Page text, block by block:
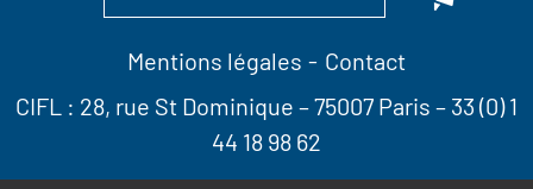
Mentions légales
Contact
CIFL : 28, rue St Dominique – 75007 Paris – 33 (0) 1
44 18 98 62